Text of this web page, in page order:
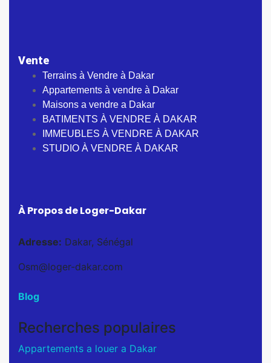
Vente
Terrains à Vendre à Dakar
Appartements à vendre à Dakar
Maisons a vendre a Dakar
BATIMENTS À VENDRE À DAKAR
IMMEUBLES À VENDRE À DAKAR
STUDIO À VENDRE À DAKAR
À Propos de Loger-Dakar
Adresse: Dakar, Sénégal
Osm@loger-dakar.com
Blog
Recherches populaires
Appartements a louer a Dakar